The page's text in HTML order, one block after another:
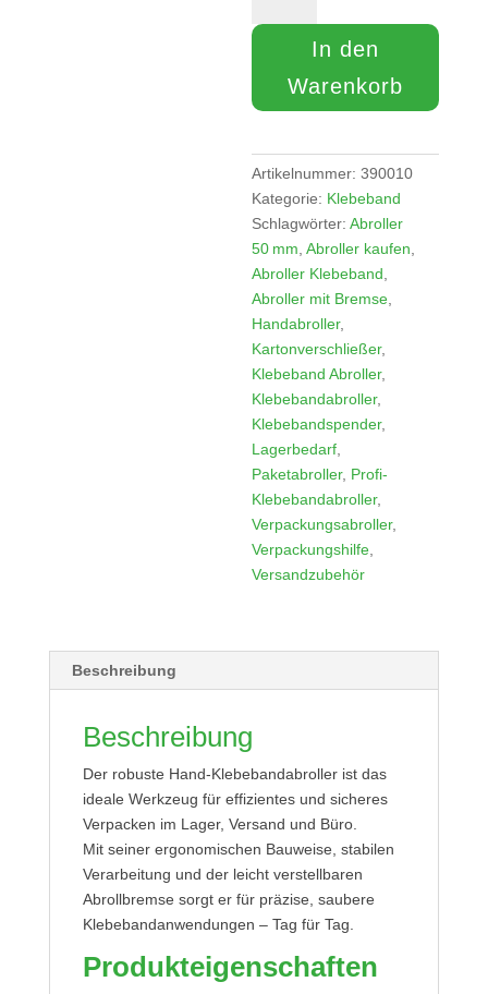
50 mm
Klebeband
Abrollbremse
Sicherheitsmesser
Menge
In den
Warenkorb
Artikelnummer:390010
Kategorie: Klebeband
Schlagwörter:Abroller
50 mm ,Abroller kaufen
Abroller Klebeband
Abroller mit Bremse
Handabroller,
Kartonverschließer,
Klebeband Abroller,
Klebebandabroller,
Klebebandspender,
Lagerbedarf
Paketabroller, Profi-
Klebebandabroller,
Verpackungsabroller,
Verpackungshilfe
Versandzubehör
Beschreibung
Beschreibung
Der robuste Hand-Klebebandabroller ist das
ideale Werkzeug für effizientes und sicheres
Verpacken im Lager, Versand und Büro.
Mit seiner ergonomischen Bauweise, stabilen
Verarbeitung und der leicht verstellbaren
Abrollbremse sorgt er für präzise, saubere
Klebebandanwendungen – Tag für Tag.
Produkteigenschaften